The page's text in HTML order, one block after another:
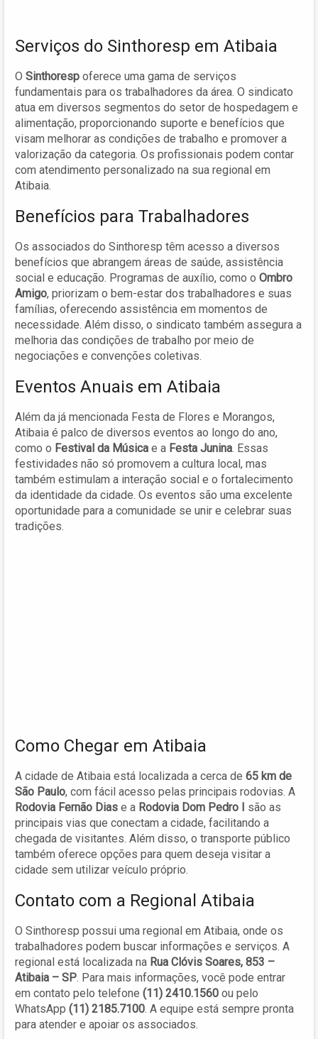
Serviços do Sinthoresp em Atibaia
O Sinthoresp oferece uma gama de serviços
fundamentais para os trabalhadores da área. O sindicato
atua em diversos segmentos do setor de hospedagem e
alimentação, proporcionando suporte e benefícios que
visam melhorar as condições de trabalho e promover a
valorização da categoria. Os profissionais podem contar
com atendimento personalizado na sua regional em
Atibaia.
Benefícios para Trabalhadores
Os associados do Sinthoresp têm acesso a diversos
benefícios que abrangem áreas de saúde, assistência
social e educação. Programas de auxílio, como o Ombro
Amigo, priorizam o bem-estar dos trabalhadores e suas
famílias, oferecendo assistência em momentos de
necessidade. Além disso, o sindicato também assegura a
melhoria das condições de trabalho por meio de
negociações e convenções coletivas.
Eventos Anuais em Atibaia
Além da já mencionada Festa de Flores e Morangos,
Atibaia é palco de diversos eventos ao longo do ano,
como o Festival da Música e a Festa Junina. Essas
festividades não só promovem a cultura local, mas
também estimulam a interação social e o fortalecimento
da identidade da cidade. Os eventos são uma excelente
oportunidade para a comunidade se unir e celebrar suas
tradições.
Como Chegar em Atibaia
A cidade de Atibaia está localizada a cerca de 65 km de
São Paulo, com fácil acesso pelas principais rodovias. A
Rodovia Fernão Dias e a Rodovia Dom Pedro I são as
principais vias que conectam a cidade, facilitando a
chegada de visitantes. Além disso, o transporte público
também oferece opções para quem deseja visitar a
cidade sem utilizar veículo próprio.
Contato com a Regional Atibaia
O Sinthoresp possui uma regional em Atibaia, onde os
trabalhadores podem buscar informações e serviços. A
regional está localizada na Rua Clóvis Soares, 853 –
Atibaia – SP. Para mais informações, você pode entrar
em contato pelo telefone (11) 2410.1560 ou pelo
WhatsApp (11) 2185.7100. A equipe está sempre pronta
para atender e apoiar os associados.